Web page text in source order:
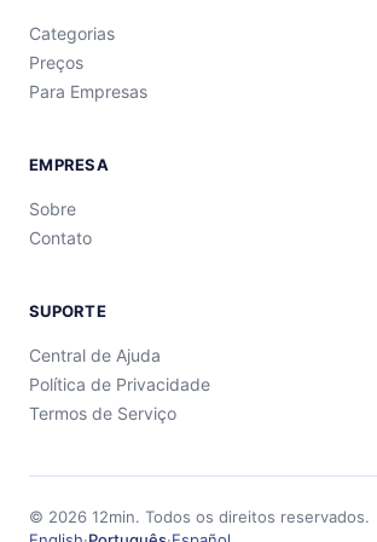
Categorias
Preços
Para Empresas
EMPRESA
Sobre
Contato
SUPORTE
Central de Ajuda
Política de Privacidade
Termos de Serviço
© 2026 12min. Todos os direitos reservados.